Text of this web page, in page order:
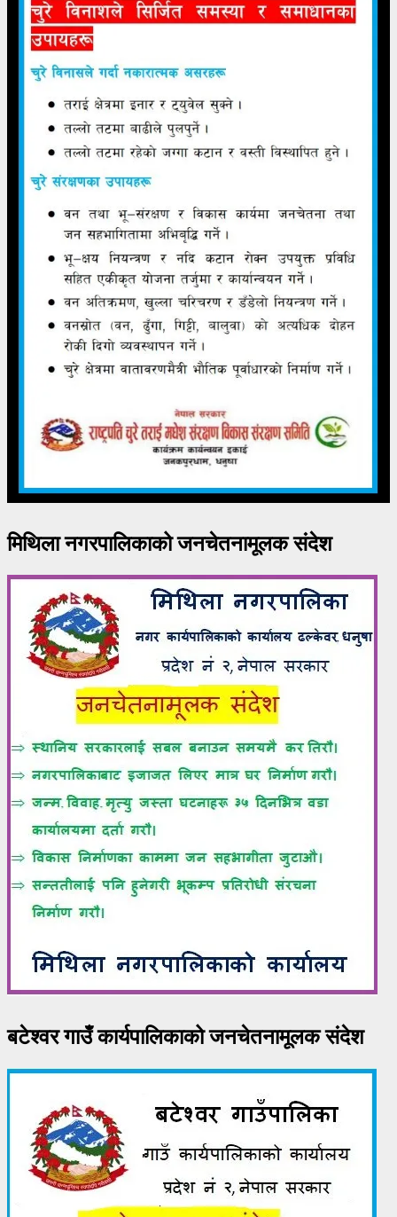
मिथिला नगरपालिकाको जनचेतनामूलक संदेश
बटेश्वर गाउँ कार्यपालिकाको जनचेतनामूलक संदेश